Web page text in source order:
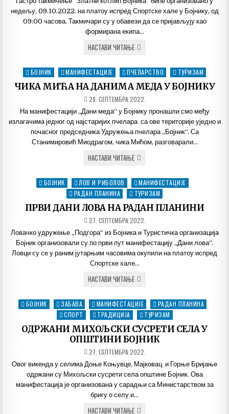
недељу, 09.10.2022. на платоу испред Спортске хале у Бојнику, од
09:00 часова. Такмичари су у обавези да се пријављују као
формирана екипа…
НАСТАВИ ЧИТАЊЕНАЈАВА
–
КОТЛИЋ
БОЈНИКА“
Posted
in
БОЈНИК МАНИФЕСТАЦИЈЕ ПЧЕЛАРСТВО ТУРИЗАМ
ЧИКА МИЋА НА ДАНИМА МЕДА У БОЈНИКУ
ДАТУМ
ОБЈАВЉИВАЊА:
28. СЕПТЕМБРА 2022.
На манифестацији „Дани меда“ у Бојнику пронашли смо међу
излагачима једног од најстаријих пчелара са ове територије уједно и
почасног председника Удружења пчелара „Бојник“. Са
Станимировић Миодрагом, чика Мићом, разговарали…
НАСТАВИ ЧИТАЊЕЧИКА
МИЋА
ДАНИМА
МЕДА
У
БОЈНИКУ
Posted
БОЈНИК ЛОВ И РИБОЛОВ
МАНИФЕСТАЦИЈЕ
РАДАН ПЛАНИНА
ТУРИЗАМ
ПРВИ ДАНИ ЛОВА НА РАДАН ПЛАНИНИ
ДАТУМ
ОБЈАВЉИВАЊА:
27. СЕПТЕМБРА 2022.
Ловачко удружење „Подгора“ из Бојника и Туристичка организација
Бојник организовали су по први пут манифестацију „Дани лова“.
Ловци су се у раним јутарњим часовима окупили на платоу испред
Спортске хале…
НАСТАВИ ЧИТАЊЕПРВИ
ДАНИ
НА
РАДАН
ПЛАНИНИ
Posted
БОЈНИК ЗАБАВА МАНИФЕСТАЦИЈЕ
РАДАН ПЛАНИНА
СПОРТ
ТРАДИЦИЈА ТУРИЗАМ
ОДРЖАНИ МИХОЉСКИ СУСРЕТИ СЕЛА У
ОПШТИНИ БОЈНИК
ДАТУМ
ОБЈАВЉИВАЊА:
27. СЕПТЕМБРА 2022.
Овог викенда у селима Доње Коњувце, Мајковац и Горње Бријање
одржани су Михољски сусрети села општине Бојник. Ова
манифестација је организована у сарадњи са Министарством за
бригу о селу и…
НАСТАВИ ЧИТАЊЕОДРЖАНИ